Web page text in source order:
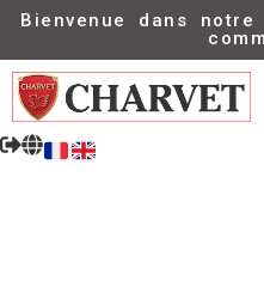
Bienvenue dans